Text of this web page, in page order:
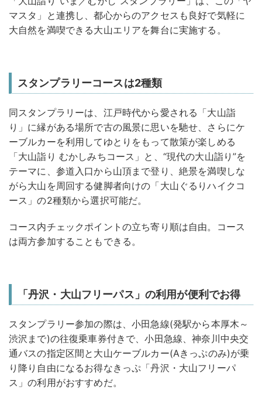
マスタ」と連携し、都心からのアクセスも良好で気軽に
大自然を満喫できる大山エリアを舞台に実施する。
スタンプラリーコースは2種類
同スタンプラリーは、江戸時代から愛される「大山詣
り」に縁がある場所で古の風景に思いを馳せ、さらにケ
ーブルカーを利用してゆとりをもって散策が楽しめる
「大山詣り むかしみちコース」と、“現代の大山詣り”を
テーマに、参道入口から山頂まで登り、絶景を満喫しな
がら大山を周回する健脚者向けの「大山ぐるりハイクコ
ース」の2種類から選択可能だ。
コース内チェックポイントの立ち寄り順は自由。コース
は両方参加することもできる。
「丹沢・大山フリーパス」の利用が便利でお得
スタンプラリー参加の際は、小田急線(発駅から本厚木～
渋沢まで)の往復乗車券付きで、小田急線、神奈川中央交
通バスの指定区間と大山ケーブルカー(Aきっぷのみ)が乗
り降り自由になるお得なきっぷ「丹沢・大山フリーパ
ス」の利用がおすすめだ。